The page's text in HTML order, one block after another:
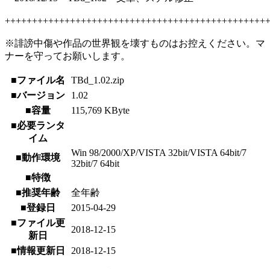
※誹謗中傷や作品の世界観を壊すものはお控えください。マ
ナーを守ってお願いします。
■ファイル名
TBd_1.02.zip
■バージョン
1.02
■容量
115,769 KByte
■必要ランタ
イム
■動作環境
Win 98/2000/XP/VISTA 32bit/VISTA 64bit/7
32bit/7 64bit
■特徴
■推奨年齢
全年齢
■登録日
2015-04-29
■ファイル更
新日
2018-12-15
■情報更新日 2018-12-15